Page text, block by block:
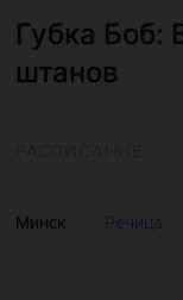
Губка Боб:
штанов
Минск Речица